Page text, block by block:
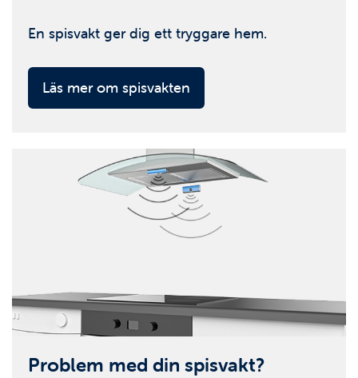
En spisvakt ger dig ett tryggare hem.
Läs mer om spisvakten
Problem med din spisvakt?